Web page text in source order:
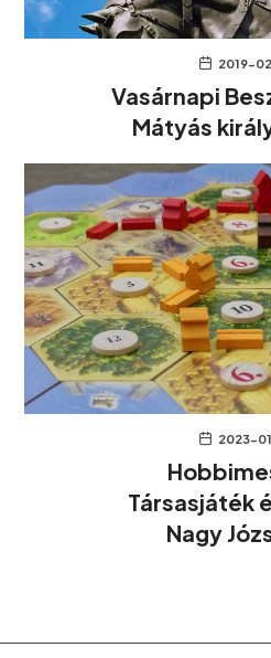
2019-
Vasárnapi
Mátyás
2023-
Társasjáték
Nagy